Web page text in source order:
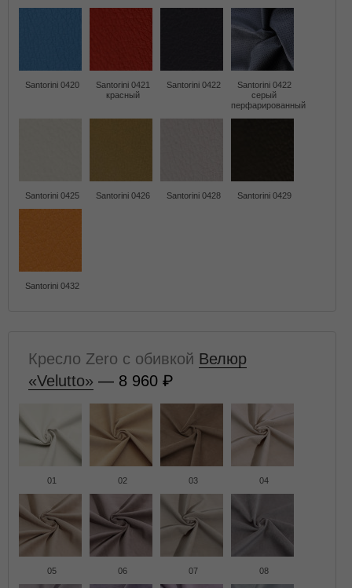
Santorini 0420
Santorini 0421
красный
Santorini 0422
Santorini 0422
серый
перфарированный
Santorini 0425 Santorini 0426 Santorini 0428 Santorini 0429
Santorini 0432
Кресло Zero с обивкой Велюр
«Velutto» — 8 960
01 02 03 04
05 06 07 08